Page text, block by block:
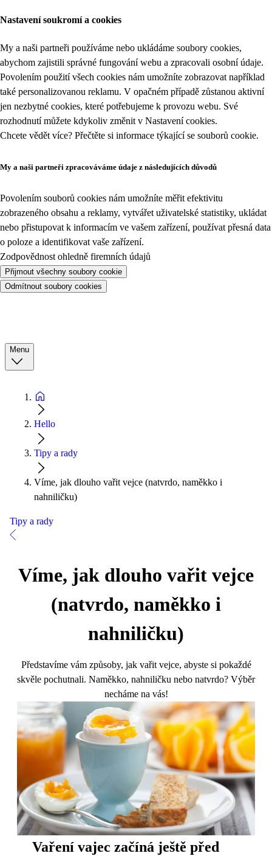
Nastavení soukromí a cookies
My a naši partneři používáme nebo ukládáme soubory cookies,
abychom zajistili správné fungování webu a zpracovali osobní údaje.
Povolením použití všech cookies nám umožníte zobrazovat například
také personalizovanou reklamu. V opačném případě zůstanou aktivní
jen nezbytné cookies, které potřebujeme k provozu webu. Své
rozhodnutí můžete kdykoliv změnit v Nastavení cookies.
Chcete vědět více? Přečtěte si informace týkající se souborů cookie.
My a naši partneři zpracováváme údaje z následujících důvodů
Povolením souborů cookies nám umožníte měřit efektivitu
zobrazeného obsahu a reklamy, vytvářet uživatelské statistiky, ukládat
nebo přistupovat k informacím ve vašem zařízení, používat přesná data
o poloze a identifikovat vaše zařízení.
Zodpovědnost ohledně firemních údajů
Přijmout všechny soubory cookie
Odmítnout soubory cookies
Menu
Hello
Tipy a rady
Víme, jak dlouho vařit vejce (natvrdo, naměkko i
nahniličku)
Tipy a rady
Víme, jak dlouho vařit vejce
(natvrdo, naměkko i
nahniličku)
Představíme vám způsoby, jak vařit vejce, abyste si pokaždé
skvěle pochutnali. Naměkko, nahniličku nebo natvrdo? Výběr
necháme na vás!
Vaření vajec začíná ještě před